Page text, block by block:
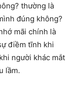
thường là
đúng không?
mãi chính là
điềm tĩnh khi
người khác mắt
lầm.